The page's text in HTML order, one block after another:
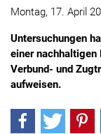
Montag, 17. April
Untersuchungen
einer nachhaltigen
Verbund- und
aufweisen.